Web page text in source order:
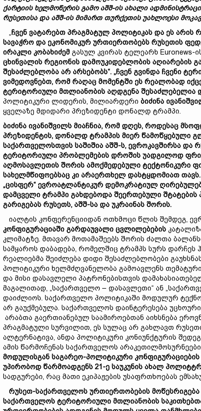
ქარტიის ხელმოწერისგამო აშშ-ის ახალი
რუსეთისა და აშშ-ის მიმართ თურქეთის უახლოესი
„ჩვენ ვატარებთ პრაგმატულ პოლიტიკას და ეს არის
სავაჭრო და ეკონომიკურ ურთიერთობებს რუსეთის
ირაკლი კობახიძემ გასულ კვირას ტელეარხ Euronews-
ცხინვალის რეგიონის დამოუკიდებლობის აღიარების
შესაძლებლობა არ არსებობს“. „ჩვენ გვინდა ჩვენი
ვიმედოვნებთ, რომ რაღაც მომენტში ეს რეალობად
ტერიტორიული მთლიანობის აღდგენა შესაძლებელია
პოლიტიკური ლიდერის, მილიარდერი ბიძინა
ყველაზე მდიდარი პრეზიდენტი დონალდ ტრამპი.
ბიძინა ივანიშვილს მიაჩნია, რომ დღეს, როდესაც
პრეზიდენტის, დონალდ ტრამპის მიერ წამოწყებული
საქართველოსთვის საშიშია აშშ-ს, ევროკავშირსა და
ტერიტორიული პრობლემების დროშის უადგილოდ
აღმოსავლეთის შორის ამოქმედებული ტექტონიკური
სახელმწიფოებსაც კი არაერთხელ დასტყდომიათ თავს.
„ცისფერ“ ევროატლანტიკურ დემოკრატიულ
დამცველი ტრამპი გახდებოდა შეერთებული
გარიგებას რუსეთს, აშშ-სა და უკრაინას შორის.
იალტის კონფერენციიდან ოთხმოცი წლის შემდეგ,
კონფიგურაციაში გარდაუვალი ცვლილებების
კლიმატზე. მთავარ მოთამაშეებს შორის ძალთა
სამყაროს დაბადება, რომელშიც ტრამპს სურს
რეალიებმა შეიძლება დიდი შესაძლებლობები
პოლიტიკური ხელმძღვანელობა გამოავლენს თემატური
და მისი დასავლელი პატრონებისთვის
მაგალითად, „საქართველო – დასავლეთი“ ან
დაიძლიოს. საქართველო პოლიტიკაში მოდულურ
არ გაუქმებულა. საქართველოს დაინტერესება
არაბთა გაერთიანებულ საამიროებთან აიხსნება
პრაგმატული სურვილით, ეს სულაც არ გახლავთ
ალტერნატივა, ანდა პოლიტიკური კონიუნქტურის
ამის წარმოჩენას საქართველოს
მოდულისგან საგარეო-პოლიტიკური
უპირობოდ წარმოადგენს 21-ე საუკუნის ახალ
სადგურები, რაც მათი ეკიპაჟების უსაფრთხოებას
რუსეთ-საქართველოს ურთიერთობების
საქართველოს ტერიტორიული მთლიანობის